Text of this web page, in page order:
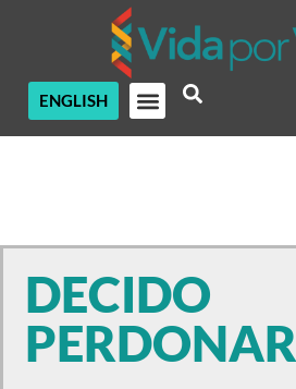
ENGLISH
DECIDO
PERDONAR